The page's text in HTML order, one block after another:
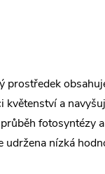
a
fotosyntézy
nízká